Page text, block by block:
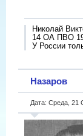
Николай
14 ОА ПВО
У России
Назаров
Дата: Среда, 21